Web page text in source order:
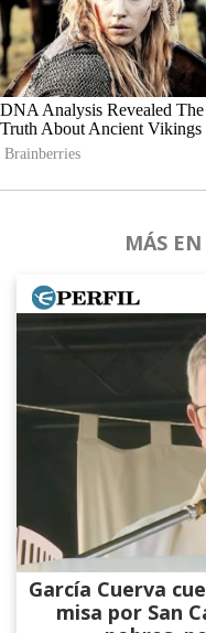
MÁS EN
García Cuerva
misa por San